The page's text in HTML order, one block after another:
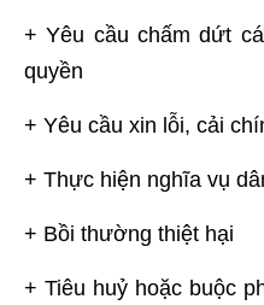
+ Yêu cầu chấm dứt
quyền
+ Yêu cầu xin lỗi, cải
+ Thực hiện nghĩa vụ
+ Bồi thường thiệt hại
+ Tiêu huỷ hoặc buộc